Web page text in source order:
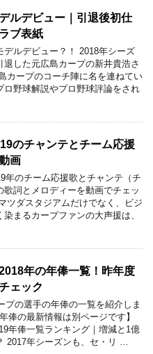
ルデビュー｜引退後初仕
ブ表紙
デルデビュー？！ 2018年シーズ
退した元広島カープの新井貴浩さ
カープのコーチ陣に名を連ねてい
ロ野球解説やプロ野球評論をされ
のチャンテとチーム応援
画
年のチーム応援歌とチャンテ（チ
歌詞とメロディーを動画でチェッ
ツダスタジアムだけでなく、ビジ
まるカープファンの大声援は、
年の年俸一覧！昨年度
ェック
プの選手の年俸の一覧を紹介しま
俸の最新情報は別ページです】
年俸一覧ランキング｜増減と1億
2017年シーズンも、セ・リ …